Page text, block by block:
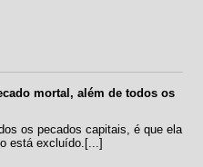
mortal, além de todos os
os pecados capitais, é que ela
está excluído.[...]